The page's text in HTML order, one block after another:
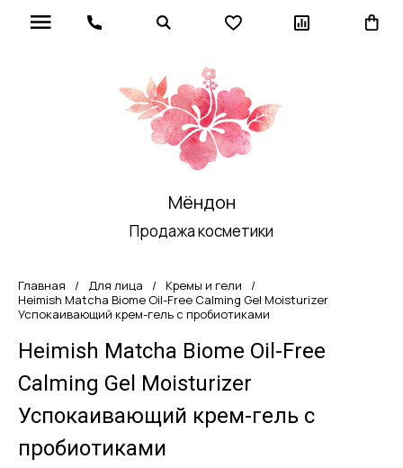
Мёндон
Продажа косметики
Главная / Для лица / Кремы и гели
/
Heimish Matcha Biome Oil-Free Calming Gel Moisturizer
Успокаивающий крем-гель с пробиотиками
Heimish Matcha Biome Oil-Free
Calming Gel Moisturizer
Успокаивающий крем-гель с
пробиотиками